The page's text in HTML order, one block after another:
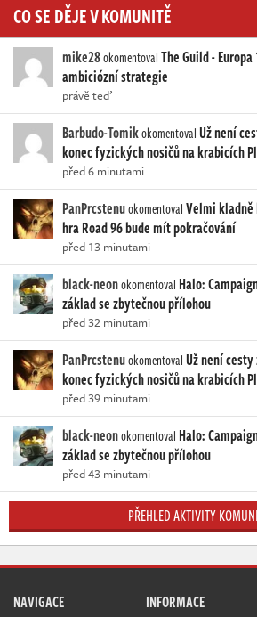
CO SE DĚJE V KOMUNITĚ
mike28okomentovalThe Guild -
ambiciózní strategie
právě teď
Barbudo-TomikokomentovalUž není
konec fyzických nosičů na krabicích
před 6 minutami
PanPrcstenuokomentovalVelmi kladně
hra Road 96 bude mít pokračování
před 13 minutami
black-neonokomentoval Halo:
základ se zbytečnou přílohou
před 32 minutami
PanPrcstenuokomentovalUž není
konec fyzických nosičů na krabicích
před 39 minutami
black-neonokomentoval Halo:
základ se zbytečnou přílohou
před 43 minutami
PŘEHLED AKTIVITY
NAVIGACE INFORMACE